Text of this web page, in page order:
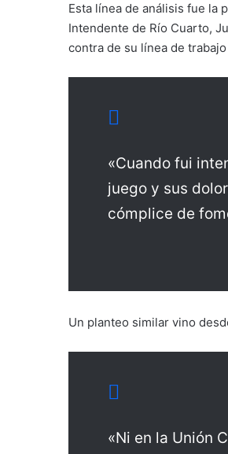
Esta línea de análisis fue la
Intendente de Río Cuarto,
contra de su línea de
«Cuando fui
juego y sus
cómplice de
Un planteo similar vino
«Ni en la Unión